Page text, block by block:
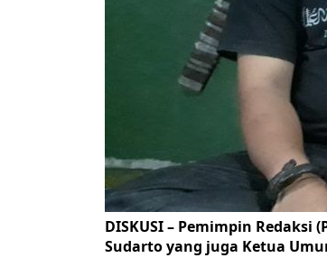
DISKUSI – Pemimpin Redaksi
Sudarto yang juga Ketua